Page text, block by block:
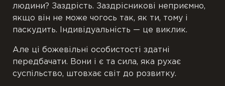
людини? Заздрість. Заздрісникові неприємно,
якщо він не може чогось так, як ти, тому і
паскудить. Індивідуальність — це виклик.
Але ці божевільні особистості здатні
передбачати. Вони і є та сила, яка рухає
суспільство, штовхає світ до розвитку.